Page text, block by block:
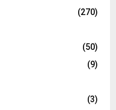
(270)
(50)
(9)
(3)